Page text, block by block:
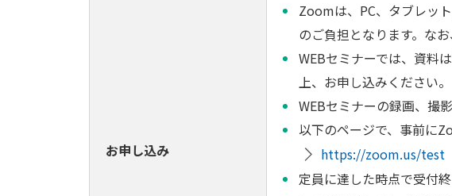
お申し込み
Zoomは、PC、タブレッ
のご負担となります。な
WEBセミナーでは、資料
上、お申し込みください。
WEBセミナーの録画、撮
以下のページで、事前に
https://zoom.us/test
定員に達した時点で受付